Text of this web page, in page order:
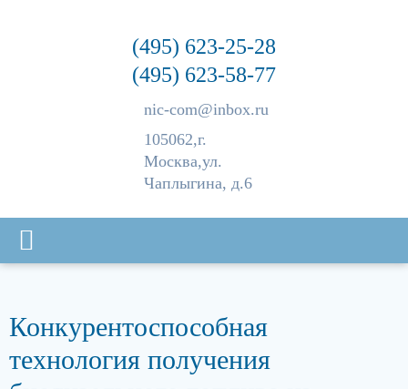
(495) 623-25-28
(495) 623-58-77
nic-com@inbox.ru
105062,г.
Москва,ул.
Чаплыгина, д.6
Конкурентоспособная
технология получения